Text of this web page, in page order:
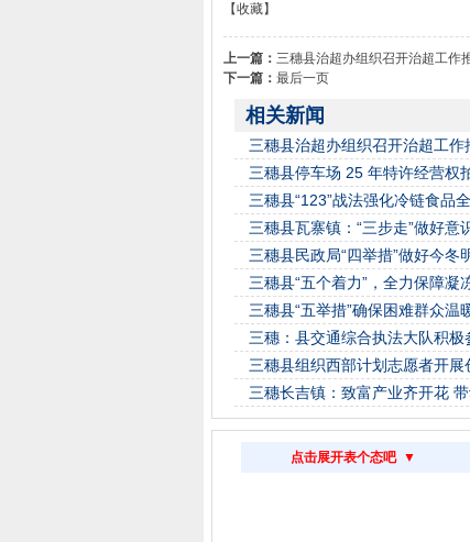
【收藏】
上一篇： 三穗县治超办组织召开治超工作
下一篇： 最后一页
相关新闻
三穗县治超办组织召开治超工作
三穗县停车场 25 年特许经营权
三穗县“123”战法强化冷链食品
三穗县瓦寨镇：“三步走”做好意
三穗县民政局“四举措”做好今冬
三穗县“五个着力”，全力保障凝
三穗县“五举措”确保困难群众温
三穗：县交通综合执法大队积
三穗县组织西部计划志愿者开展
三穗长吉镇：致富产业齐开花
点击展开表个态吧 ▼